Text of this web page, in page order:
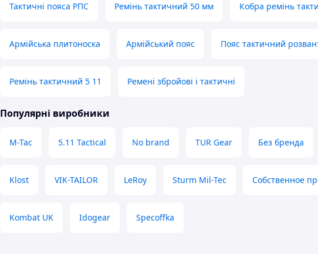
Тактичні пояса РПС Ремінь тактичний 50 мм Кобра ремінь
Армійська плитоноска Армійський пояс Пояс тактичний
Ремінь тактичний 5 11 Ремені збройові і тактичні
Популярні виробники
M-Tac 5.11 Tactical No brand TUR Gear Без бренда
Klost VIK-TAILOR LeRoy Sturm Mil-Tec Собственное
Kombat UK Idogear Specoffka